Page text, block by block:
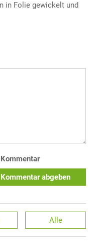
in Folie gewickelt und
Kommentar abgeben
Alle